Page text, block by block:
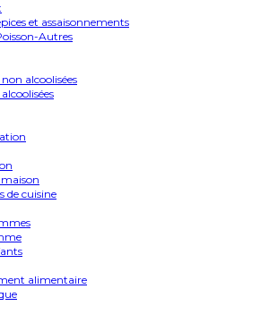
et assaisonnements
Autres
alcoolisées
de cuisine
alimentaire